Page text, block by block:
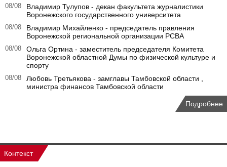
08/08
Владимир Тулупов - декан факультета журналистики
Воронежского государственного университета
08/08
Владимир Михайленко - председатель правления
Воронежской региональной организации РСВА
08/08
Ольга Ортина - заместитель председателя Комитета
Воронежской областной Думы по физической культуре и
спорту
08/08
Любовь Третьякова - замглавы Тамбовской области ,
министра финансов Тамбовской области
Подробнее
Контекст